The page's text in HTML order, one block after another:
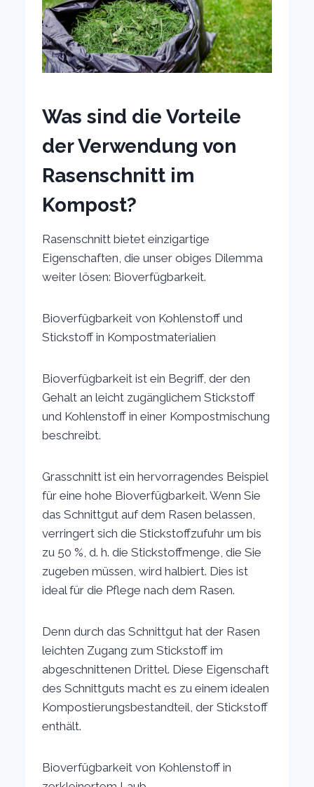
Was sind die Vorteile
der Verwendung von
Rasenschnitt im
Kompost?
Rasenschnitt bietet einzigartige
Eigenschaften, die unser obiges Dilemma
weiter lösen: Bioverfügbarkeit.
Bioverfügbarkeit von Kohlenstoff und
Stickstoff in Kompostmaterialien
Bioverfügbarkeit ist ein Begriff, der den
Gehalt an leicht zugänglichem Stickstoff
und Kohlenstoff in einer Kompostmischung
beschreibt.
Grasschnitt ist ein hervorragendes Beispiel
für eine hohe Bioverfügbarkeit. Wenn Sie
das Schnittgut auf dem Rasen belassen,
verringert sich die Stickstoffzufuhr um bis
zu 50 %, d. h. die Stickstoffmenge, die Sie
zugeben müssen, wird halbiert. Dies ist
ideal für die Pflege nach dem Rasen.
Denn durch das Schnittgut hat der Rasen
leichten Zugang zum Stickstoff im
abgeschnittenen Drittel. Diese Eigenschaft
des Schnittguts macht es zu einem idealen
Kompostierungsbestandteil, der Stickstoff
enthält.
Bioverfügbarkeit von Kohlenstoff in